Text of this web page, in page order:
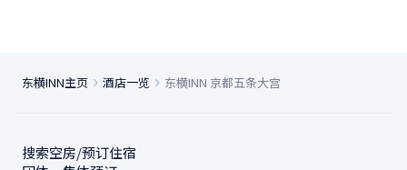
东横INN主页 酒店一览 东横INN 京都五条大宫
搜索空房/预订住宿